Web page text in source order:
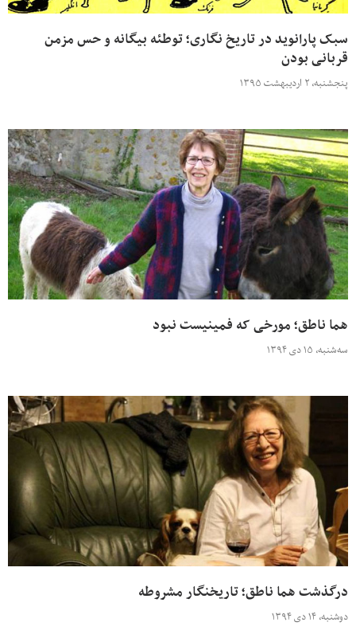
سبک پارانوید در تاریخ نگاری؛ توطئه بیگانه و حس مزمن
قربانی بودن
پنجشنبه، ۲ اردیبهشت ۱۳۹۵
هما ناطق؛ مورخی که فمینیست نبود
سه‌شنبه، ۱۵ دی ۱۳۹۴
درگذشت هما ناطق؛ تاریخنگار مشروطه
دوشنبه، ۱۴ دی ۱۳۹۴